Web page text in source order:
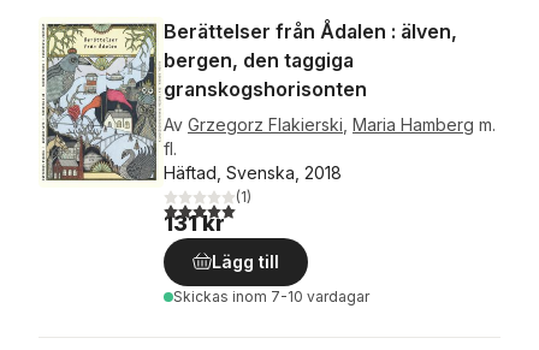
Berättelser från Ådalen : älven,
bergen, den taggiga
granskogshorisonten
Av Grzegorz Flakierski Maria Hamberg m.
fl.
Häftad, Svenska, 2018
5,0utav 5 stjärnor. Totalt antal röster:
(1)
131 kr
Lägg till
Skickas inom 7-10 vardagar